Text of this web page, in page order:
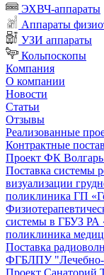
ЭХВЧ-аппараты
Аппараты
УЗИ аппараты
Кольпоскопы
Компания
О компании
Новости
Статьи
Отзывы
Реализованные
Контрактные
Проект ФК Волгарь
Поставка системы
визуализации
поликлиника ГП
системы в ГБУЗ РА
поликлиника
Поставка
ФГБЛПУ "Лечебно-
Проект